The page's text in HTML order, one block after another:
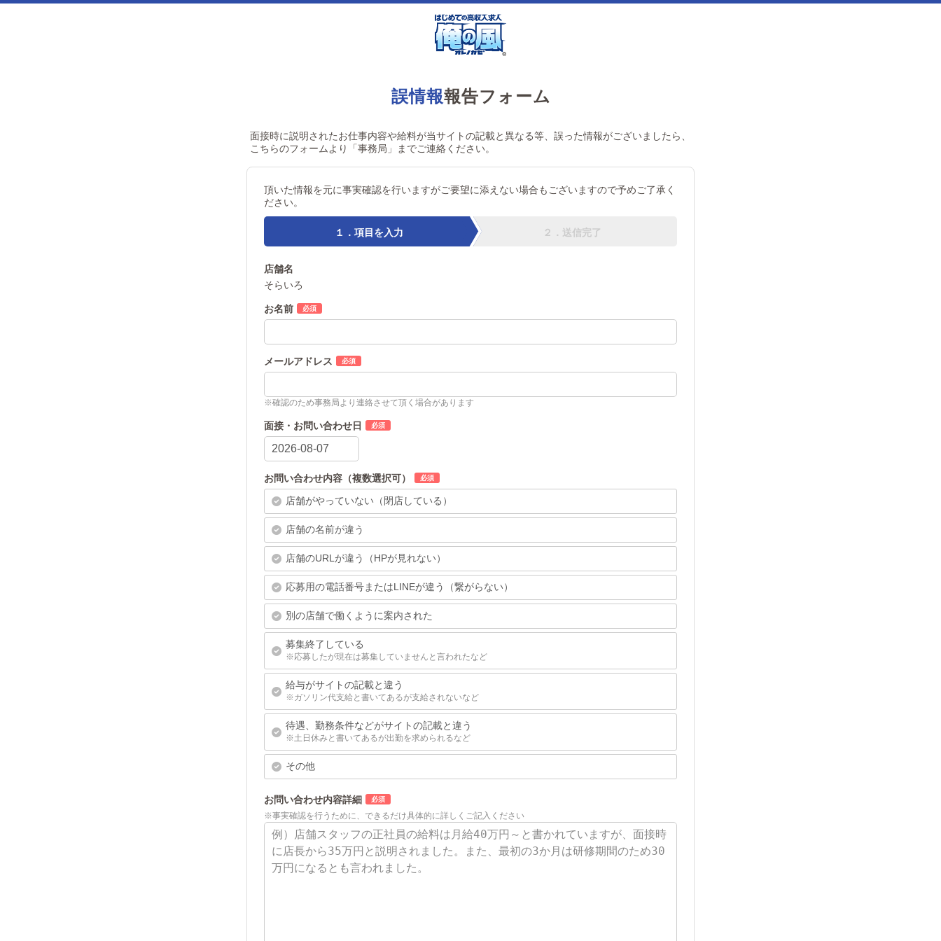
誤情報報告フォーム
面接時に説明されたお仕事内容や給料が当サイトの記載と異なる等、誤った情報がございましたら、
こちらのフォームより「事務局」までご連絡ください。
頂いた情報を元に事実確認を行いますがご要望に添えない場合もございますので予めご了承く
ださい。
１．項目を入力 ２．送信完了
店舗名
そらいろ
お名前
メールアドレス
※確認のため事務局より連絡させて頂く場合があります
面接・お問い合わせ日
お問い合わせ内容（複数選択可）
店舗がやっていない（閉店している）
店舗の名前が違う
店舗のURLが違う（HPが見れない）
応募用の電話番号またはLINEが違う（繋がらない）
別の店舗で働くように案内された
募集終了している
※応募したが現在は募集していませんと言われたなど
給与がサイトの記載と違う
※ガソリン代支給と書いてあるが支給されないなど
待遇、勤務条件などがサイトの記載と違う
※土日休みと書いてあるが出勤を求められるなど
その他
お問い合わせ内容詳細
※事実確認を行うために、できるだけ具体的に詳しくご記入ください